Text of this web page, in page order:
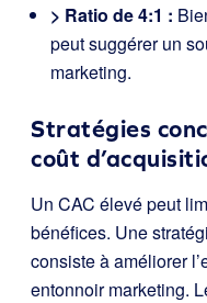
> Ratio de 4:1 :
peut suggérer un
marketing.
Stratégies
coût
Un CAC élevé peut
bénéfices. Une
consiste à améliorer
entonnoir marketing.